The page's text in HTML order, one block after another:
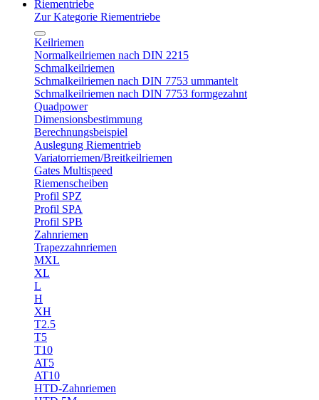
Riementriebe
Zur Kategorie Riementriebe
Keilriemen
Normalkeilriemen nach DIN 2215
Schmalkeilriemen
Schmalkeilriemen nach DIN 7753 ummantelt
Schmalkeilriemen nach DIN 7753 formgezahnt
Quadpower
Dimensionsbestimmung
Berechnungsbeispiel
Auslegung Riementrieb
Variatorriemen/Breitkeilriemen
Gates Multispeed
Riemenscheiben
Profil SPZ
Profil SPA
Profil SPB
Zahnriemen
Trapezzahnriemen
MXL
XL
L
H
XH
T2.5
T5
T10
AT5
AT10
HTD-Zahnriemen